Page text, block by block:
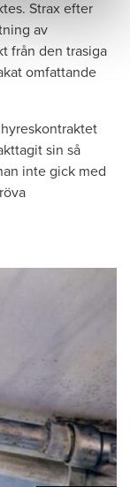
Strax efter
av
från den trasiga
omfattande
sin så
inte gick med